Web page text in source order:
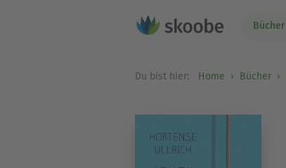
Bücher
Du bist hier: Home Bücher